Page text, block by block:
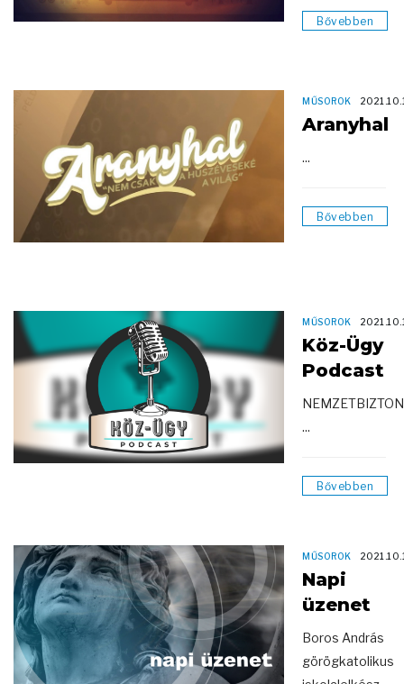
Bővebben
MŰSOROK
Aranyhal
...
Bővebben
MŰSOROK
Köz-Ügy
Podcast
...
Bővebben
MŰSOROK
Napi
üzenet
Boros András
görögkatolikus